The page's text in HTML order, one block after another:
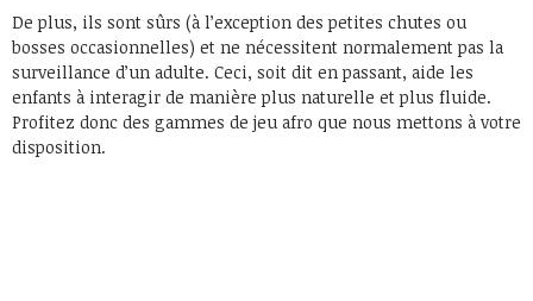
De plus, ils sont sûrs (à l’exception des petites chutes ou
bosses occasionnelles) et ne nécessitent normalement pas la
surveillance d’un adulte. Ceci, soit dit en passant, aide les
enfants à interagir de manière plus naturelle et plus fluide.
Profitez donc des gammes de jeu afro que nous mettons à votre
disposition.